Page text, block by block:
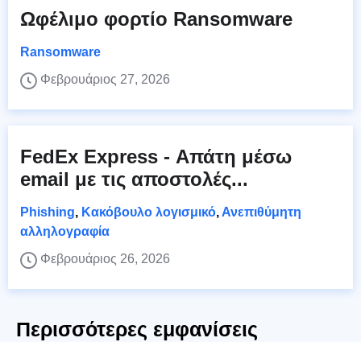
Ωφέλιμο φορτίο Ransomware
Ransomware
Φεβρουάριος 27, 2026
FedEx Express - Απάτη μέσω
email με τις αποστολές...
Phishing, Κακόβουλο λογισμικό,Ανεπιθύμητη
αλληλογραφία
Φεβρουάριος 26, 2026
Περισσότερες εμφανίσεις